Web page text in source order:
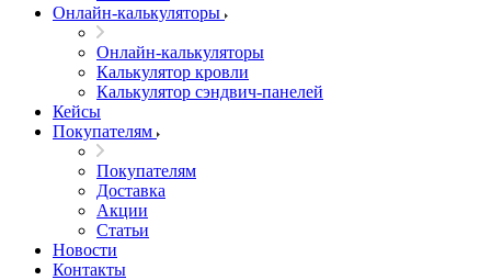
Онлайн-калькуляторы
Онлайн-калькуляторы
Калькулятор кровли
Калькулятор сэндвич-панелей
Кейсы
Покупателям
Покупателям
Доставка
Акции
Статьи
Новости
Контакты